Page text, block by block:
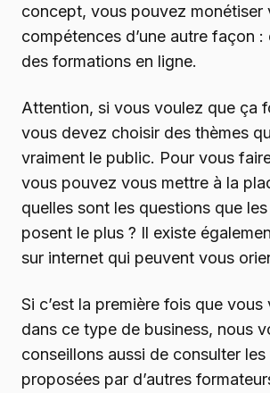
concept, vous pouvez monétiser
compétences d’une autre façon
des formations en ligne.
Attention, si vous voulez que ça
vous devez choisir des thèmes
vraiment le public. Pour vous
vous pouvez vous mettre à la
quelles sont les questions que
posent le plus ? Il existe
sur internet qui peuvent vous
Si c’est la première fois que vous
dans ce type de business, nous
conseillons aussi de consulter
proposées par d’autres